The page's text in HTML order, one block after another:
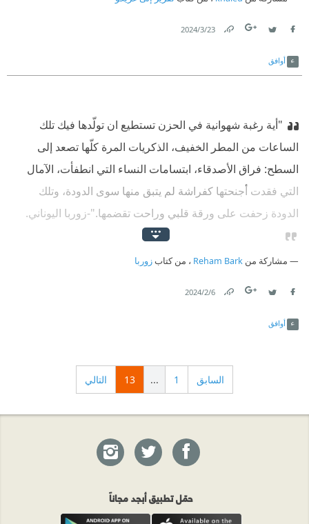
23‏/3‏/2024
أوافق
"أية رغبة شهوانية في الحزن تستطيع ان تولّدها فيك تلك
الساعات من المطر الخفيف، الذكريات المرة كلّها تصعد إلى
السطح: فراق الأصدقاء، ابتسامات النساء التي انطفأت، الآمال
التي فقدت أجنحتها كفراشة لم يتبق منها سوى الدودة، وتلك
الدودة زحفت على ورقة قلبي وراحت تقضمها."-زوربا اليوناني.
مشاركة من Reham Bark ، من كتابزوربا
6‏/2‏/2024
أوافق
السابق 1
...
13 التالي
حمّل تطبيق أبجد مجاناً